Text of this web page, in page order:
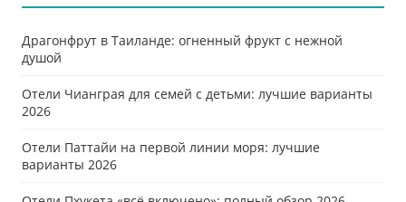
Драгонфрут в Таиланде: огненный фрукт с нежной
душой
Отели Чианграя для семей с детьми: лучшие варианты
2026
Отели Паттайи на первой линии моря: лучшие
варианты 2026